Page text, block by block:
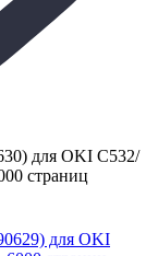
для OKI C532/
страниц